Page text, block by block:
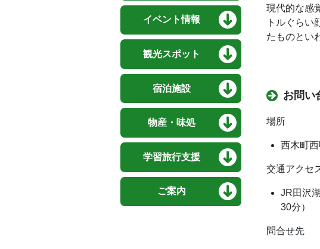
現代的な感
トルぐらい
たものとい
お問い
場所
西木町
交通アクセ
JR田沢
30分）
問合せ先
イベント情報
観光スポット
宿泊施設
物産・味処
学習旅行支援
ご案内